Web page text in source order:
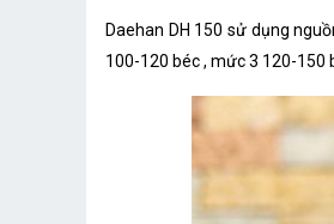
Daehan DH 150 sử dụng
100-120 béc , mức 3 120-150